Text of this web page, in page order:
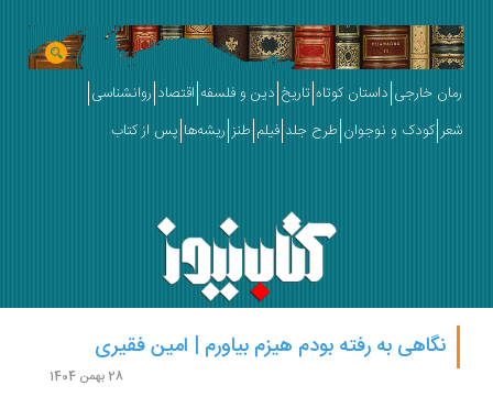
خارجی داستان کوتاه تاریخ دین و فلسفه اقتصاد روانشناسی
کودک و نوجوان طرح جلد فیلم طنز ریشه‌ها پس از کتاب
نگاهی به رفته بودم هیزم بیاورم | امین فقیری